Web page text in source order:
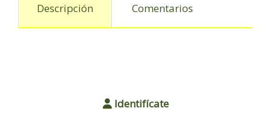
Descripción Comentarios
Identifícate